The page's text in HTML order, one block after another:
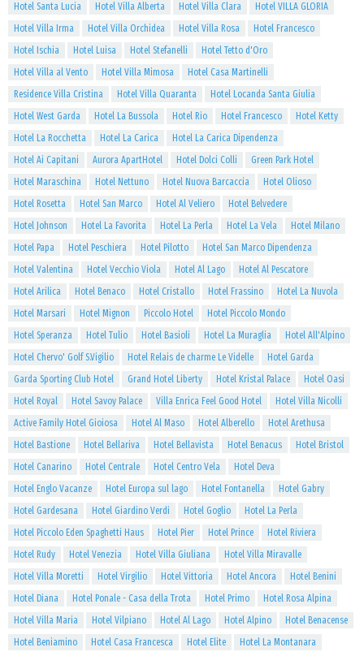
Hotel Santa Lucia Hotel Villa Alberta Hotel Villa Clara
Hotel VILLA GLORIA
Hotel Villa Irma
Hotel Villa Orchidea Hotel Villa Rosa
Hotel Francesco
Hotel Ischia
Hotel Luisa Hotel Stefanelli
Hotel Tetto d'Oro
Hotel Villa al Vento
Hotel Villa Mimosa
Hotel Casa Martinelli
Residence Villa Cristina
Hotel Villa Quaranta
Hotel Locanda Santa Giulia
Hotel West Garda
Hotel La Bussola Hotel Rio Hotel Francesco
Hotel Ketty
Hotel La Rocchetta
Hotel La Carica
Hotel La Carica Dipendenza
Hotel Ai Capitani
Aurora ApartHotel Hotel Dolci Colli
Green Park Hotel
Hotel Maraschina
Hotel Nettuno Hotel Nuova Barcaccia
Hotel Olioso
Hotel Rosetta
Hotel San Marco Hotel Al Veliero
Hotel Belvedere
Hotel Johnson
Hotel La Favorita Hotel La Perla Hotel La Vela
Hotel Milano
Hotel Papa
Hotel Peschiera Hotel Pilotto
Hotel San Marco Dipendenza
Hotel Valentina
Hotel Vecchio Viola Hotel Al Lago
Hotel Al Pescatore
Hotel Arilica
Hotel Benaco Hotel Cristallo Hotel Frassino
Hotel La Nuvola
Hotel Marsari
Hotel Mignon Piccolo Hotel
Hotel Piccolo Mondo
Hotel Speranza
Hotel Tulio Hotel Basioli Hotel La Muraglia
Hotel All'Alpino
Hotel Chervo' Golf S.Vigilio
Hotel Relais de charme Le Videlle
Hotel Garda
Garda Sporting Club Hotel
Grand Hotel Liberty Hotel Kristal Palace
Hotel Oasi
Hotel Royal
Hotel Savoy Palace Villa Enrica Feel Good Hotel
Hotel Villa Nicolli
Active Family Hotel Gioiosa
Hotel Al Maso Hotel Alberello
Hotel Arethusa
Hotel Bastione
Hotel Bellariva Hotel Bellavista Hotel Benacus
Hotel Bristol
Hotel Canarino
Hotel Centrale Hotel Centro Vela
Hotel Deva
Hotel Englo Vacanze
Hotel Europa sul lago Hotel Fontanella
Hotel Gabry
Hotel Gardesana
Hotel Giardino Verdi Hotel Goglio
Hotel La Perla
Hotel Piccolo Eden Spaghetti Haus
Hotel Pier Hotel Prince
Hotel Riviera
Hotel Rudy
Hotel Venezia Hotel Villa Giuliana
Hotel Villa Miravalle
Hotel Villa Moretti
Hotel Virgilio Hotel Vittoria Hotel Ancora
Hotel Benini
Hotel Diana
Hotel Ponale - Casa della Trota Hotel Primo
Hotel Rosa Alpina
Hotel Villa Maria
Hotel Vilpiano Hotel Al Lago Hotel Alpino
Hotel Benacense
Hotel Beniamino
Hotel Casa Francesca Hotel Elite
Hotel La Montanara